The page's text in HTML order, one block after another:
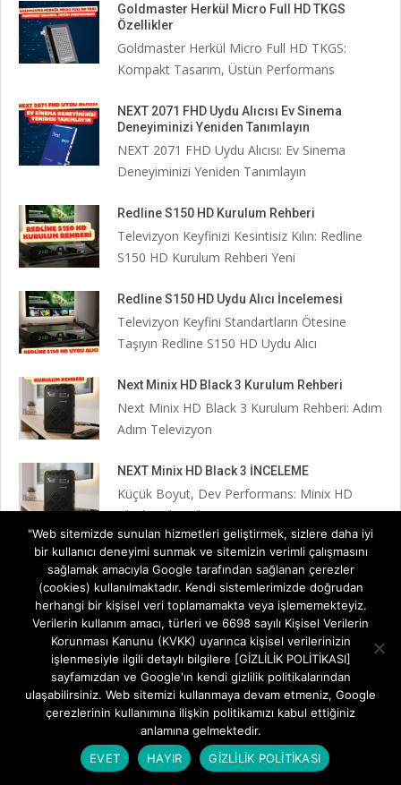
Goldmaster Herkül Micro Full HD TKGS
Özellikler
Goldmaster Herkül Micro Full HD TKGS:
Kompakt Tasarım, Üstün Performans
NEXT 2071 FHD Uydu Alıcısı Ev Sinema
Deneyiminizi Yeniden Tanımlayın
NEXT 2071 FHD Uydu Alıcısı: Ev Sinema
Deneyiminizi Yeniden Tanımlayın
Redline S150 HD Kurulum Rehberi
Televizyon Keyfinizi Kesintisiz Kılın: Redline
S150 HD Kurulum Rehberi Yeni
Redline S150 HD Uydu Alıcı İncelemesi
Televizyon Keyfini Standartların Ötesine
Taşıyın Redline S150 HD Uydu Alıcı
Next Minix HD Black 3 Kurulum Rehberi
Next Minix HD Black 3 Kurulum Rehberi: Adım
Adım Televizyon
NEXT Minix HD Black 3 İNCELEME
Küçük Boyut, Dev Performans: Minix HD
Black III ile Televizyon
Next 2023 Full HD Uydu Alıcısı İncelemesi
Televizyon İzleme Deneyiminde Yerli Güç:
Next 2023 Full HD Uydu
Next Kanky HD Gold Uydu Alıcısı İncelemesi
Televizyon Keyfini Katlayan Küçük Dev: Next
Kanky HD Gold Uydu
"Web sitemizde sunulan hizmetleri geliştirmek, sizlere daha iyi
bir kullanıcı deneyimi sunmak ve sitemizin verimli çalışmasını
sağlamak amacıyla Google tarafından sağlanan çerezler
(cookies) kullanılmaktadır. Kendi sistemlerimizde doğrudan
herhangi bir kişisel veri toplamamakta veya işlememekteyiz.
Verilerin kullanım amacı, türleri ve 6698 sayılı Kişisel Verilerin
Korunması Kanunu (KVKK) uyarınca kişisel verilerinizin
işlenmesiyle ilgili detaylı bilgilere [GİZLİLİK POLİTİKASI]
sayfamızdan ve Google'ın kendi gizlilik politikalarından
ulaşabilirsiniz. Web sitemizi kullanmaya devam etmeniz, Google
çerezlerinin kullanımına ilişkin politikamızı kabul ettiğiniz
anlamına gelmektedir.
EVET
HAYIR GİZLİLİK POLİTİKASI